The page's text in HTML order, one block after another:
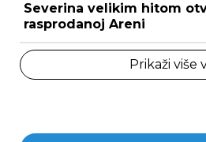
Severina velikim hitom
rasprodanoj Areni
Prikaži više